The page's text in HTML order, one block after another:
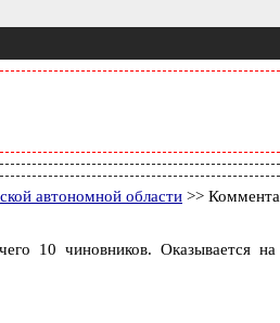
автономной области >>
10 чиновников. Оказывается